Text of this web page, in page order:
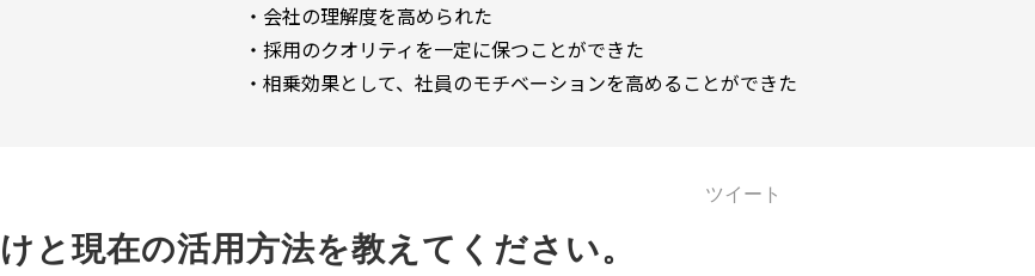
・会社の理解度を高められた
・採用のクオリティを一定に保つことができた
・相乗効果として、社員のモチベーションを高めることができた
ツイート
と現在の活用方法を教えてください。